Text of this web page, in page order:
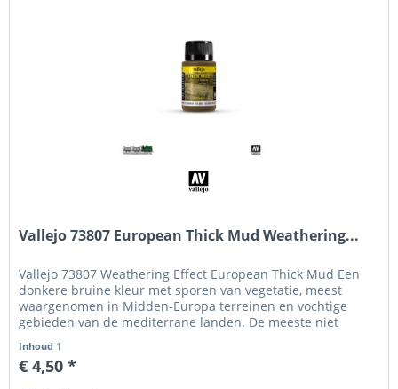
Vallejo 73807 European Thick Mud Weathering...
Vallejo 73807 Weathering Effect European Thick Mud Een
donkere bruine kleur met sporen van vegetatie, meest
waargenomen in Midden-Europa terreinen en vochtige
gebieden van de mediterrane landen. De meeste niet
Inhoud 1
€ 4,50 *